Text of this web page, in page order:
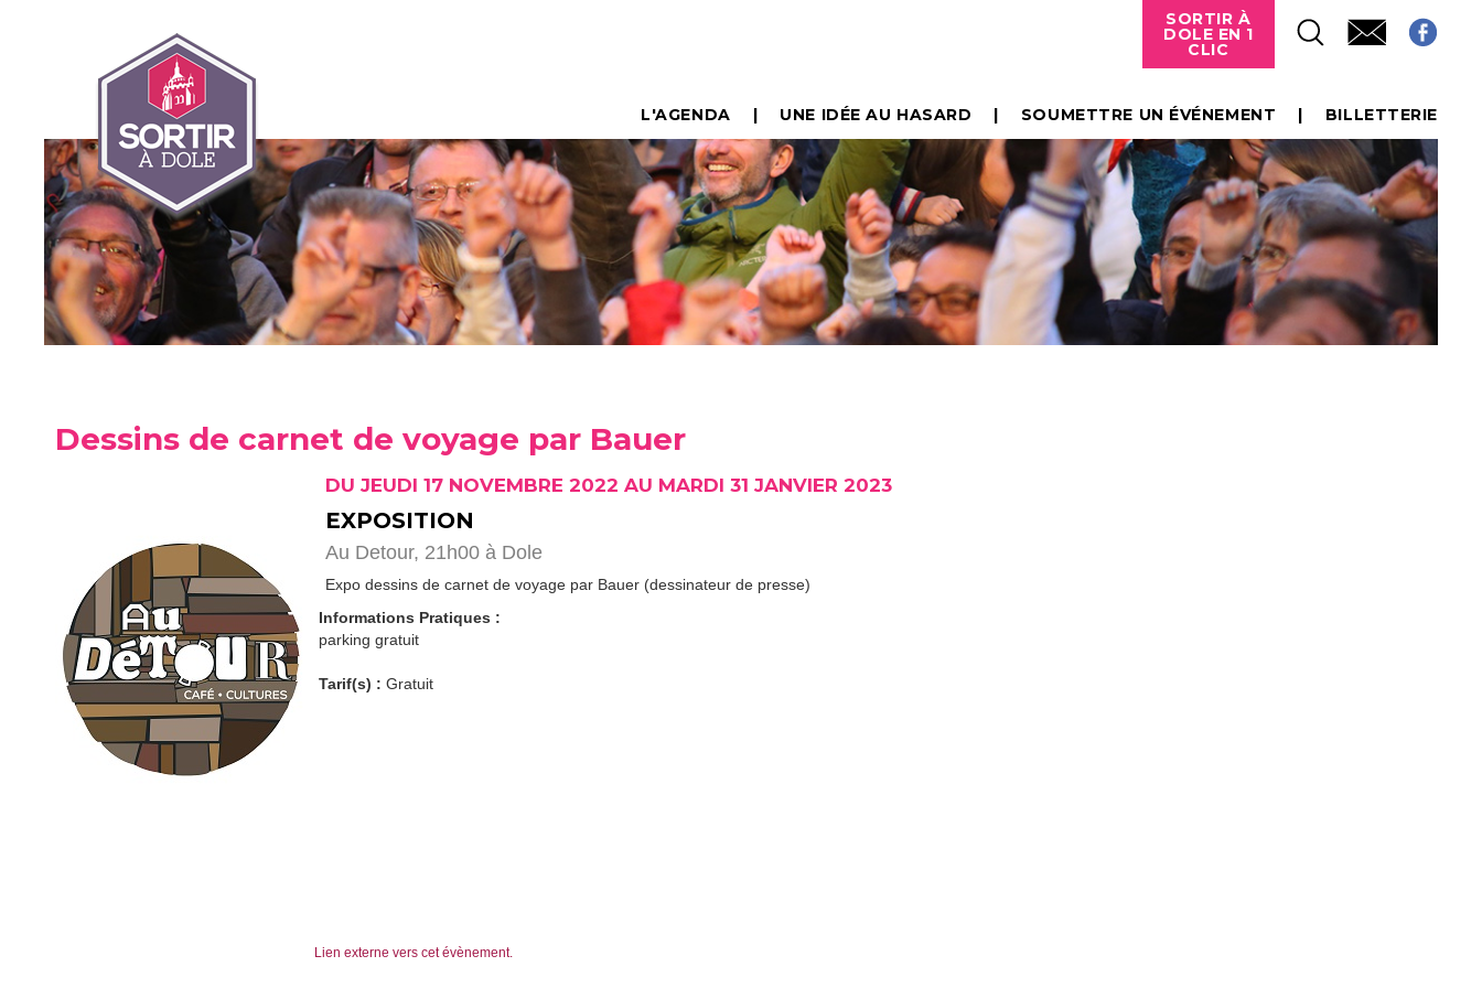
SORTIR À
DOLE EN 1
CLIC
L'AGENDA UNE IDÉE AU HASARD SOUMETTRE UN ÉVÉNEMENT BILLETTERIE
Dessins de carnet de voyage par Bauer
DU JEUDI 17 NOVEMBRE 2022 AU MARDI 31 JANVIER 2023
EXPOSITION
Au Detour, 21h00 à Dole
Expo dessins de carnet de voyage par Bauer (dessinateur de presse)
Informations Pratiques :
parking gratuit
Tarif(s) : Gratuit
Lien externe vers cet évènement.